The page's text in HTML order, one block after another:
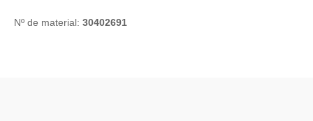
Nº de material: 30402691